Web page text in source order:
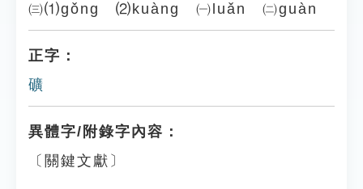
㈢⑴gǒng ⑵kuàng ㈠luǎn ㈡guàn
正字：
礦
異體字/附錄字內容：
〔關鍵文獻〕